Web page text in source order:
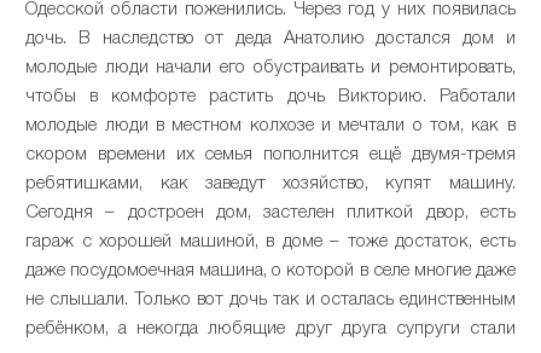
Одесской области поженились. Через год у них появилась
дочь. В наследство от деда Анатолию достался дом и
молодые люди начали его обустраивать и ремонтировать,
чтобы в комфорте растить дочь Викторию. Работали
молодые люди в местном колхозе и мечтали о том, как в
скором времени их семья пополнится ещё двумя-тремя
ребятишками, как заведут хозяйство, купят машину.
Сегодня – достроен дом, застелен плиткой двор, есть
гараж с хорошей машиной, в доме – тоже достаток, есть
даже посудомоечная машина, о которой в селе многие даже
не слышали. Только вот дочь так и осталась единственным
ребёнком, а некогда любящие друг друга супруги стали